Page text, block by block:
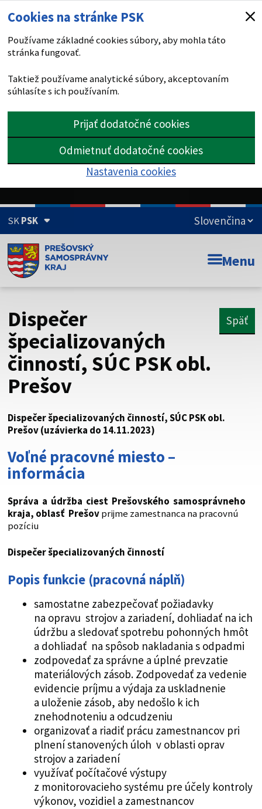
Cookies na stránke PSK
Používame základné cookies súbory, aby mohla táto
stránka fungovať.
Taktiež používame analytické súbory, akceptovaním
súhlasíte s ich používaním.
Prijať dodatočné cookies
Odmietnuť dodatočné cookies
Nastavenia cookies
SKPSK
Doména psk.sk je oficiálna
Toto je oficiálna webová stránka Prešovského
Táto stránka je zabezpečená
Buďte pozorní a vždy sa uistite, že zdieľate informácie iba
cez zabezpečenú webovú stránku. Zabezpečená stránka
vždy začína https:// pred názvom domény webového sídla.
Menu
Dispečer
špecializovaných
činností, SÚC PSK obl.
Prešov
Späť
Dispečer špecializovaných činností, SÚC PSK obl.
Prešov (uzávierka do 14.11.2023)
Voľné pracovné miesto –
informácia
Správa a údržba ciest Prešovského samosprávneho
kraja, oblasť Prešovprijme zamestnanca na pracovnú
pozíciu
Dispečer špecializovaných činností
Popis funkcie (pracovná náplň)
samostatne zabezpečovať požiadavky
na opravu strojov a zariadení, dohliadať na ich
údržbu a sledovať spotrebu pohonných hmôt
a dohliadať na spôsob nakladania s odpadmi
zodpovedať za správne a úplné prevzatie
materiálových zásob. Zodpovedať za vedenie
evidencie príjmu a výdaja za uskladnenie
a uloženie zásob, aby nedošlo k ich
znehodnoteniu a odcudzeniu
organizovať a riadiť prácu zamestnancov pri
plnení stanovených úloh v oblasti oprav
strojov a zariadení
využívať počítačové výstupy
z monitorovacieho systému pre účely kontroly
výkonov, vozidiel a zamestnancov